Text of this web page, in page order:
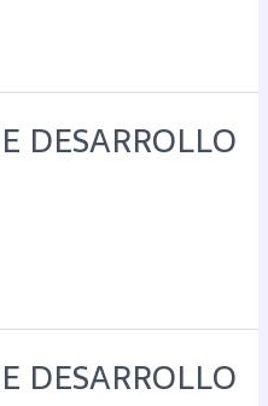
DESARROLLO
DESARROLLO